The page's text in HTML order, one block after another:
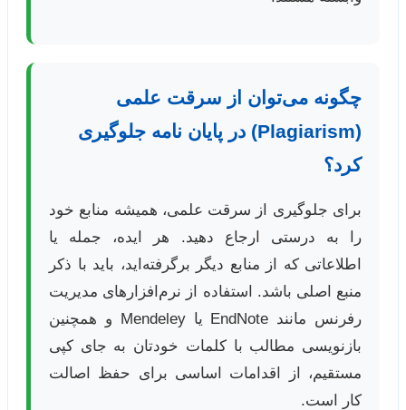
چگونه می‌توان از سرقت علمی
(Plagiarism) در پایان نامه جلوگیری
کرد؟
برای جلوگیری از سرقت علمی، همیشه منابع خود
را به درستی ارجاع دهید. هر ایده، جمله یا
اطلاعاتی که از منابع دیگر برگرفته‌اید، باید با ذکر
منبع اصلی باشد. استفاده از نرم‌افزارهای مدیریت
رفرنس مانند EndNote یا Mendeley و همچنین
بازنویسی مطالب با کلمات خودتان به جای کپی
مستقیم، از اقدامات اساسی برای حفظ اصالت
کار است.